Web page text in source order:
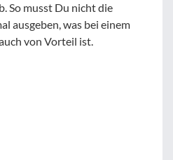
So musst Du nicht die
ausgeben, was bei einem
von Vorteil ist.